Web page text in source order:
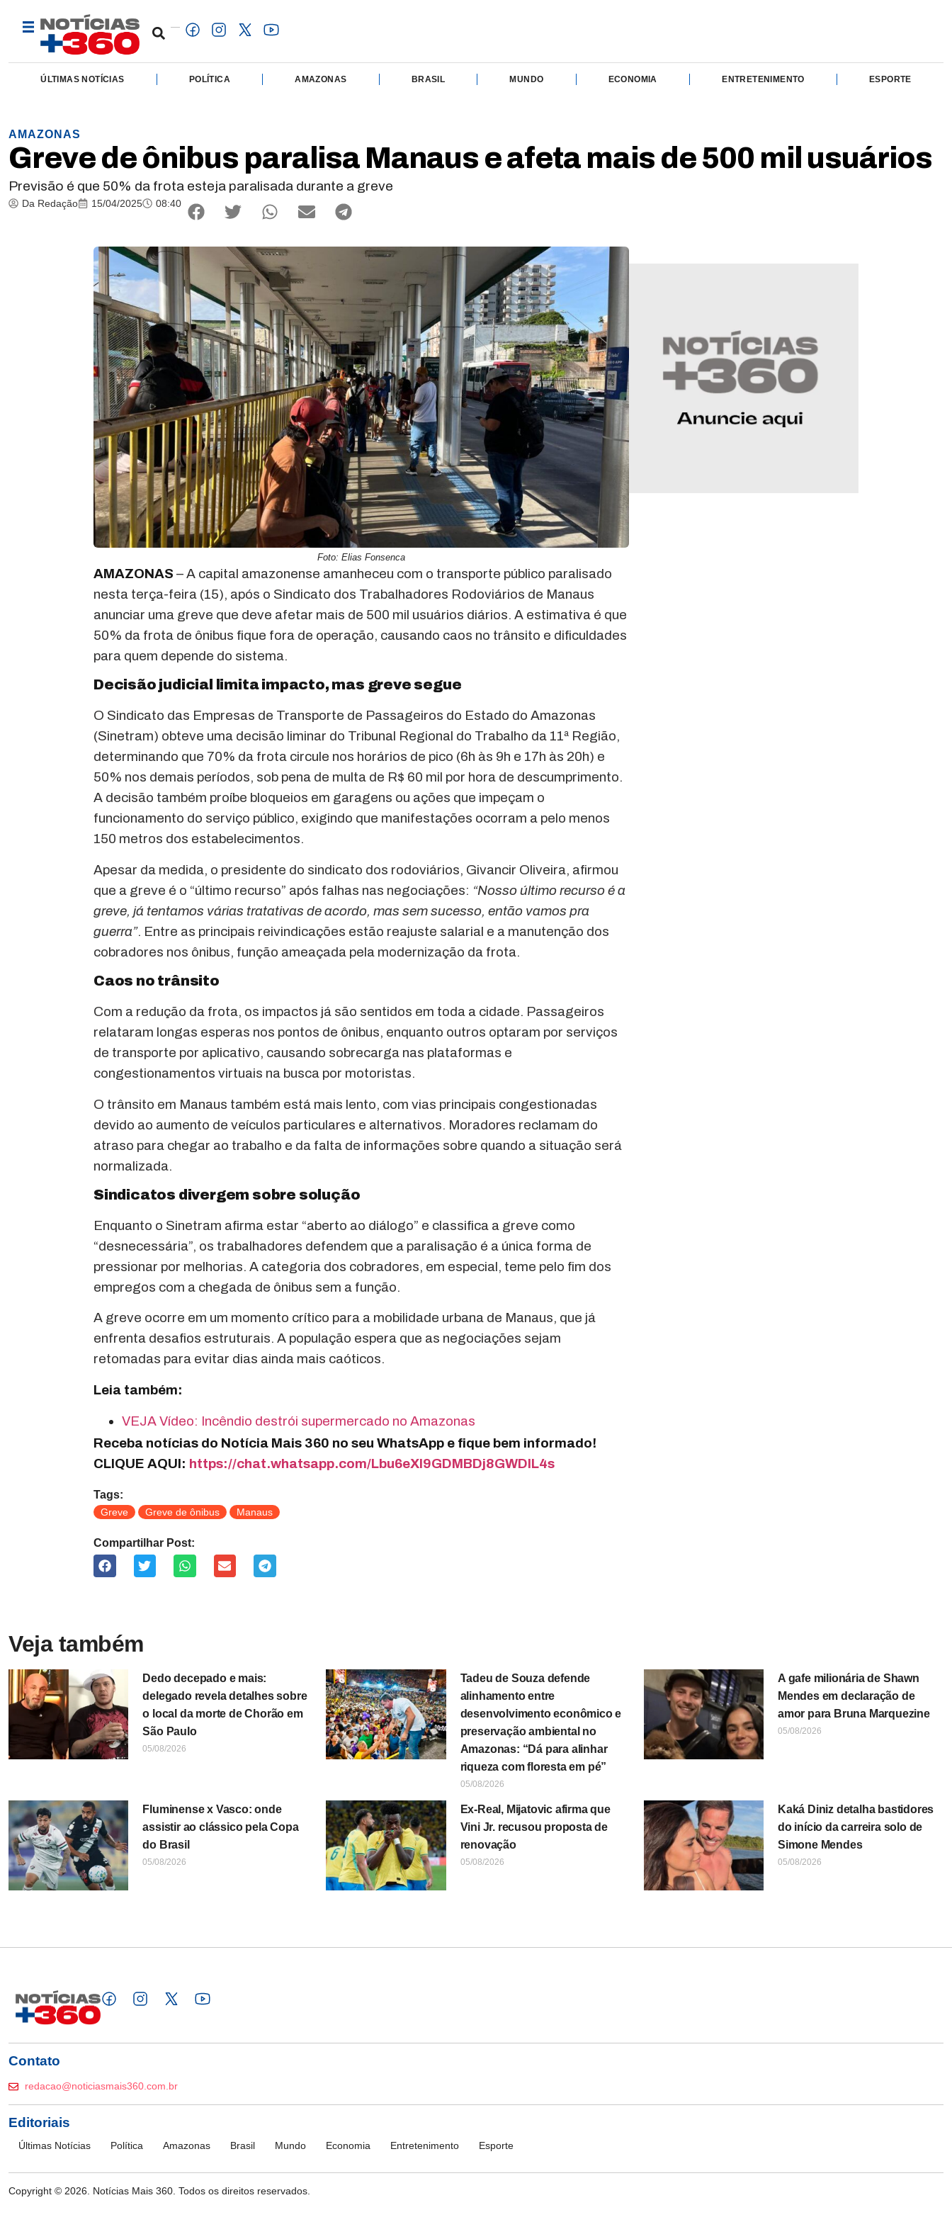
ÚLTIMAS NOTÍCIAS POLÍTICA AMAZONAS BRASIL MUNDO ECONOMIA ENTRETENIMENTO ESPORTE
AMAZONAS
Greve de ônibus paralisa Manaus e afeta mais de 500 mil usuários
Previsão é que 50% da frota esteja paralisada durante a greve
Da Redação 15/04/2025 08:40
Foto: Elias Fonsenca
AMAZONAS – A capital amazonense amanheceu com o transporte público paralisado
nesta terça-feira (15), após o Sindicato dos Trabalhadores Rodoviários de Manaus
anunciar uma greve que deve afetar mais de 500 mil usuários diários. A estimativa é que
50% da frota de ônibus fique fora de operação, causando caos no trânsito e dificuldades
para quem depende do sistema.
Decisão judicial limita impacto, mas greve segue
O Sindicato das Empresas de Transporte de Passageiros do Estado do Amazonas
(Sinetram) obteve uma decisão liminar do Tribunal Regional do Trabalho da 11ª Região,
determinando que 70% da frota circule nos horários de pico (6h às 9h e 17h às 20h) e
50% nos demais períodos, sob pena de multa de R$ 60 mil por hora de descumprimento.
A decisão também proíbe bloqueios em garagens ou ações que impeçam o
funcionamento do serviço público, exigindo que manifestações ocorram a pelo menos
150 metros dos estabelecimentos.
Apesar da medida, o presidente do sindicato dos rodoviários, Givancir Oliveira, afirmou
que a greve é o “último recurso” após falhas nas negociações: “Nosso último recurso é a
greve, já tentamos várias tratativas de acordo, mas sem sucesso, então vamos pra
guerra”. Entre as principais reivindicações estão reajuste salarial e a manutenção dos
cobradores nos ônibus, função ameaçada pela modernização da frota.
Caos no trânsito
Com a redução da frota, os impactos já são sentidos em toda a cidade. Passageiros
relataram longas esperas nos pontos de ônibus, enquanto outros optaram por serviços
de transporte por aplicativo, causando sobrecarga nas plataformas e
congestionamentos virtuais na busca por motoristas.
O trânsito em Manaus também está mais lento, com vias principais congestionadas
devido ao aumento de veículos particulares e alternativos. Moradores reclamam do
atraso para chegar ao trabalho e da falta de informações sobre quando a situação será
normalizada.
Sindicatos divergem sobre solução
Enquanto o Sinetram afirma estar “aberto ao diálogo” e classifica a greve como
“desnecessária”, os trabalhadores defendem que a paralisação é a única forma de
pressionar por melhorias. A categoria dos cobradores, em especial, teme pelo fim dos
empregos com a chegada de ônibus sem a função.
A greve ocorre em um momento crítico para a mobilidade urbana de Manaus, que já
enfrenta desafios estruturais. A população espera que as negociações sejam
retomadas para evitar dias ainda mais caóticos.
Leia também:
VEJA Vídeo: Incêndio destrói supermercado no Amazonas
Receba notícias do Notícia Mais 360 no seu WhatsApp e fique bem informado!
CLIQUE AQUI: https://chat.whatsapp.com/Lbu6eXI9GDMBDj8GWDIL4s
Tags:
Greve Greve de ônibus Manaus
Compartilhar Post:
Veja também
Dedo decepado e mais:
delegado revela detalhes sobre
o local da morte de Chorão em
São Paulo
05/08/2026
Tadeu de Souza defende
alinhamento entre
desenvolvimento econômico e
preservação ambiental no
Amazonas: “Dá para alinhar
riqueza com floresta em pé”
05/08/2026
A gafe milionária de Shawn
Mendes em declaração de
amor para Bruna Marquezine
05/08/2026
Fluminense x Vasco: onde
assistir ao clássico pela Copa
do Brasil
05/08/2026
Ex-Real, Mijatovic afirma que
Vini Jr. recusou proposta de
renovação
05/08/2026
Kaká Diniz detalha bastidores
do início da carreira solo de
Simone Mendes
05/08/2026
Contato
redacao@noticiasmais360.com.br
Editoriais
Últimas Notícias Política Amazonas Brasil Mundo Economia Entretenimento Esporte
Copyright © 2026. Notícias Mais 360. Todos os direitos reservados.